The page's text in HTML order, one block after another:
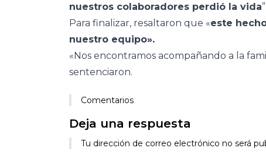
nuestros colaboradores perdió la vida
Para finalizar, resaltaron que «este
nuestro equipo».
«Nos encontramos acompañando a la
sentenciaron.
Comentarios
Deja una respuesta
Tu dirección de correo electrónico no será